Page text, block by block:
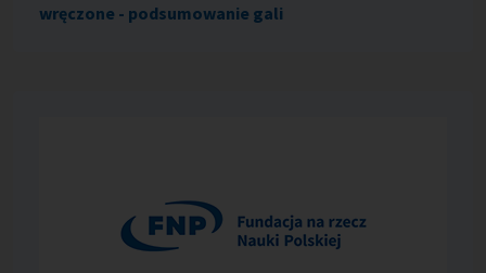
wręczone - podsumowanie gali